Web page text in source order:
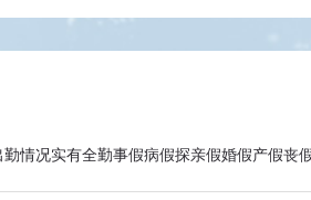
情况实有全勤事假病假探亲假婚假产假丧假